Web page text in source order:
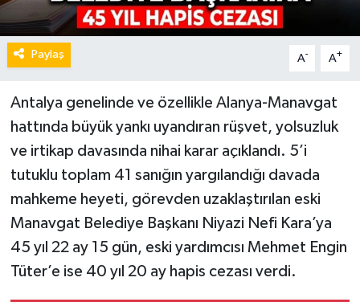
Paylaş A- A+
Antalya genelinde ve özellikle Alanya-Manavgat
hattında büyük yankı uyandıran rüşvet, yolsuzluk
ve irtikap davasında nihai karar açıklandı. 5’i
tutuklu toplam 41 sanığın yargılandığı davada
mahkeme heyeti, görevden uzaklaştırılan eski
Manavgat Belediye Başkanı Niyazi Nefi Kara’ya
45 yıl 22 ay 15 gün, eski yardımcısı Mehmet Engin
Tüter’e ise 40 yıl 20 ay hapis cezası verdi.